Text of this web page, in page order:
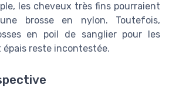
les cheveux très fins pourraient
brosse en nylon. Toutefois,
en poil de sanglier pour les
reste incontestée.